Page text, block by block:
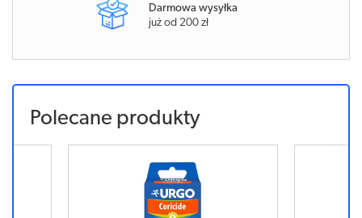
Darmowa wysyłka
już od 200 zł
Polecane produkty